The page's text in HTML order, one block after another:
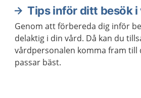
Tips inför ditt besök i
Genom att förbereda dig inför
delaktig i din vård. Då kan du
vårdpersonalen komma fram till
passar bäst.